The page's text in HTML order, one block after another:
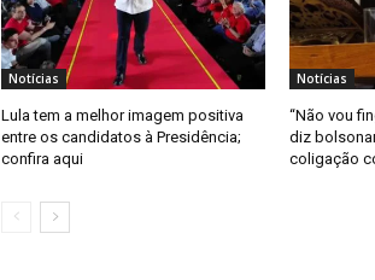
Notícias
Lula tem a melhor imagem positiva
entre os candidatos à Presidência;
confira aqui
Notícias
“Não vou
diz
coligação